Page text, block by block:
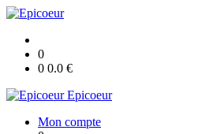
0
0 0.0 €
Epicoeur
Mon compte